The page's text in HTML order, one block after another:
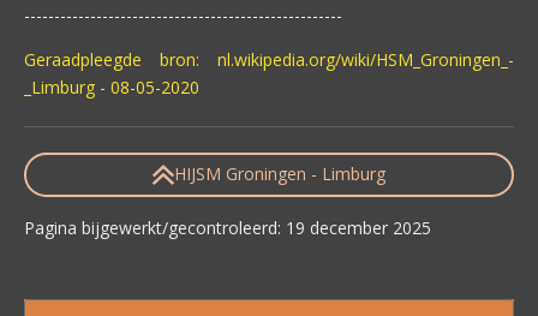
-----------------------------------------------------
Geraadpleegde bron: nl.wikipedia.org/wiki/HSM_Groningen_-
_Limburg - 08-05-2020
HIJSM Groningen - Limburg
Pagina bijgewerkt/gecontroleerd: 19 december 2025